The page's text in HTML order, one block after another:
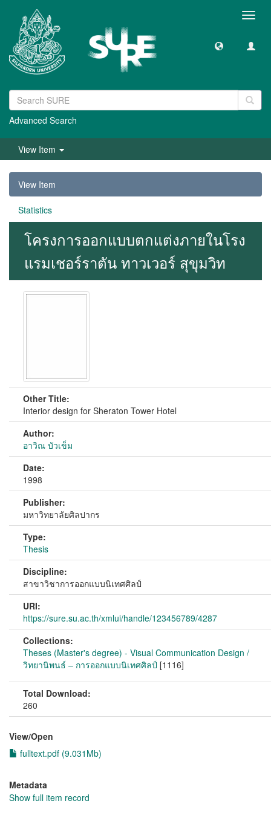
Advanced Search
View Item
View Item
Statistics
โครงการออกแบบตกแต่งภายในโรง
แรมเชอร์ราตัน ทาวเวอร์ สุขุมวิท
Other Title:
Interior design for Sheraton Tower Hotel
Author:
อาวิณ บัวเข็ม
Date:
1998
Publisher:
มหาวิทยาลัยศิลปากร
Type:
Thesis
Discipline:
สาขาวิชาการออกแบบนิเทศศิลป์
URI:
https://sure.su.ac.th/xmlui/handle/123456789/4287
Collections:
Theses (Master's degree) - Visual Communication Design /
วิทยานิพนธ์ – การออกแบบนิเทศศิลป์ [1116]
Total Download:
260
View/Open
fulltext.pdf (9.031Mb)
Metadata
Show full item record